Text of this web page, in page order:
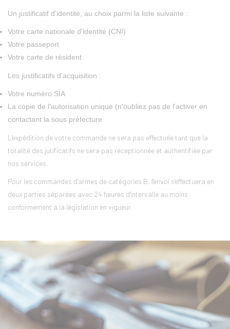
Un justificatif d'identité, au choix parmi la liste suivante :
Votre carte nationale d'identité (CNI)
Votre passeport
Votre carte de résident
Les justificatifs d'acquisition :
Votre numéro SIA
La copie de l'autorisation unique (n'oubliez pas de l'activer en
contactant la sous préfecture
L'expédition de votre commande ne sera pas effectuée tant que la
totalité des jutificatifs ne sera pas réceptionnée et authentifiée par
nos services.
Pour les commandes d'armes de catégories B, l'envoi s'effectuera en
deux parties séparées avec 24 heures d'intervalle au moins
conformément à la législation en vigueur.